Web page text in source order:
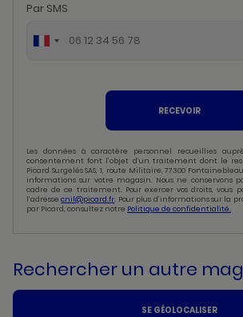
Par SMS
RECEVOIR
Les données à caractère personnel recueillies
consentement font l’objet d’un traitement dont le
Picard Surgelés SAS, 1, route Militaire, 77300
informations sur votre magasin. Nous ne conservons
cadre de ce traitement. Pour exercer vos droits, vous
l’adressecnil@picard.fr. Pour plus d’informations sur la
par Picard, consultez notre Politique de confidentialité.
Rechercher un autre
SE GÉOLOCALISER